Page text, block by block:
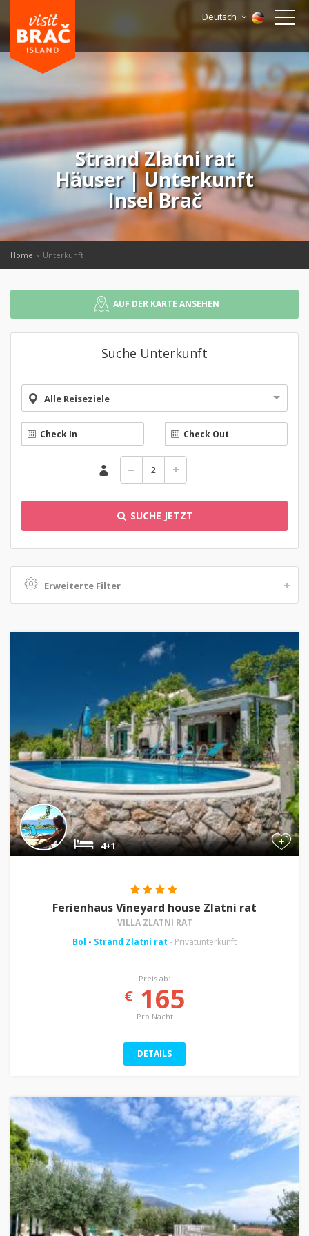
Deutsch
Strand Zlatni rat
Häuser | Unterkunft
Insel Brač
Home Unterkunft
AUF DER KARTE ANSEHEN
Suche Unterkunft
Alle Reiseziele
SUCHE JETZT
Erweiterte Filter
+
4+1
Ferienhaus Vineyard house Zlatni rat
VILLA ZLATNI RAT
Bol - Strand Zlatni rat - Privatunterkunft
Preis ab:
€165
Pro Nacht
DETAILS